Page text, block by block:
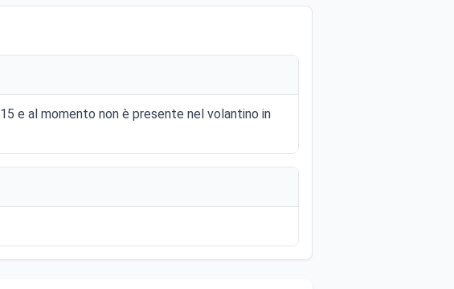
e al momento non è presente nel volantino in